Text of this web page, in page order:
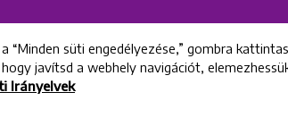
All rights reserved
“Minden süti engedélyezése,” gombra
javítsd a webhely navigációt,
Irányelvek